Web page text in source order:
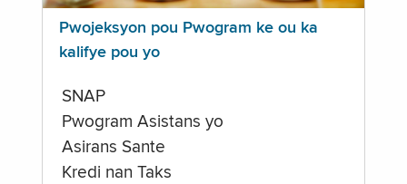
Pwojeksyon pou Pwogram ke ou ka
kalifye pou yo
SNAP
Pwogram Asistans yo
Asirans Sante
Kredi nan Taks